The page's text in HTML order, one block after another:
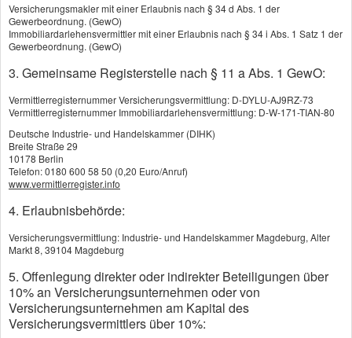
Die Zahl der Pflegebedürftigen steigt bis zum
Jahr 2060 auf 7,5 Millionen an. Dies ermittelte
der Barmer Pflegereport 2021. Hier wird aber
Versicherungsmakler mit einer Erlaubnis nach § 34 d Abs. 1 der
Gewerbeordnung. (GewO)
Immobiliardarlehensvermittler mit einer Erlaubnis nach § 34 i Abs. 1 Satz 1 der
Gewerbeordnung. (GewO)
3. Gemeinsame Registerstelle nach § 11 a Abs. 1 GewO:
Vermittlerregisternummer Versicherungsvermittlung: D-DYLU-AJ9RZ-73
Vermittlerregisternummer Immobiliardarlehensvermittlung: D-W-171-TIAN-80
Deutsche Industrie- und Handelskammer (DIHK)
Breite Straße 29
10178 Berlin
Telefon: 0180 600 58 50 (0,20 Euro/Anruf)
www.vermittlerregister.info
4. Erlaubnisbehörde:
Versicherungsvermittlung: Industrie- und Handelskammer Magdeburg, Alter
Markt 8, 39104 Magdeburg
5. Offenlegung direkter oder indirekter Beteiligungen über
10% an Versicherungsunternehmen oder von
Versicherungsunternehmen am Kapital des
Versicherungsvermittlers über 10%: